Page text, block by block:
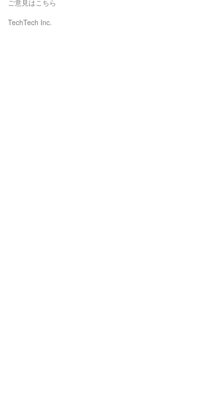
ご意見はこちら
TechTech Inc.